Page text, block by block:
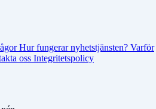
Hur fungerar nyhetstjänsten? Varför
oss Integritetspolicy